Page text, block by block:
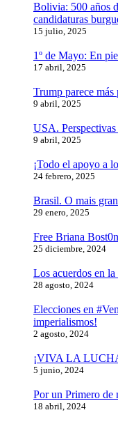
Bolivia: 500 años
candidaturas
15 julio, 2025
1º de Mayo: En
17 abril, 2025
Trump parece más
9 abril, 2025
USA. Perspectivas
9 abril, 2025
¡Todo el apoyo a
24 febrero, 2025
Brasil. O mais
29 enero, 2025
Free Briana
25 diciembre, 2024
Los acuerdos en
28 agosto, 2024
Elecciones en
imperialismos!
2 agosto, 2024
¡VIVA LA
5 junio, 2024
Por un Primero de
18 abril, 2024